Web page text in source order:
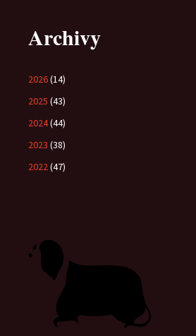
Archivy
2026(14)
2025 (43)
2024(44)
2023 (38)
2022(47)